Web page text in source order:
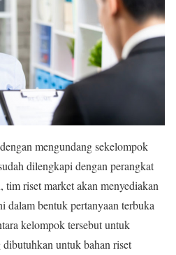
mengundang sekelompok
dilengkapi dengan perangkat
riset market akan menyediakan
dalam bentuk pertanyaan terbuka
kelompok tersebut untuk
untuk bahan riset